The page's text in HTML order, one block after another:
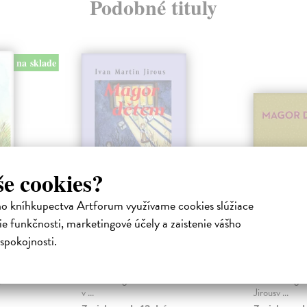
cookies?
kníhkupectva Artforum využívame cookies slúžiace
funkčnosti, marketingové účely a zaistenie vášho
Podobné tituly
na sklade
Magor dětem
(Maťa)
v ...
Magor
Knížku
Jirousv ...